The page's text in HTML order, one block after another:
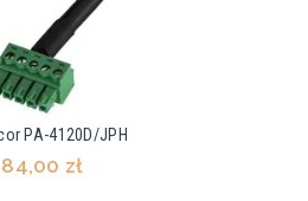
PA-4120D/JPH
84,00 zł